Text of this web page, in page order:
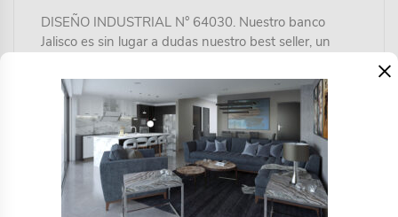
DISEÑO INDUSTRIAL N° 64030. Nuestro banco
Jalisco es sin lugar a dudas nuestro best seller, un
pintura electroestática y tejido en cuerda plana de
multifilamento de polipropileno con terminado UV de
16mm. Para uso exterior techado.
×